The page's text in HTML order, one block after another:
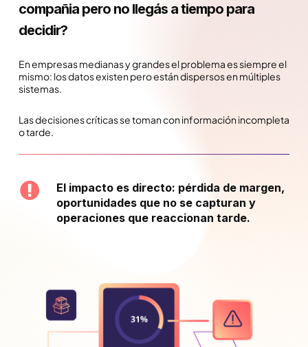
compañia pero no llegás a tiempo para
decidir?
En empresas medianas y grandes el problema es siempre el
mismo: los datos existen pero están dispersos en múltiples
sistemas.
Las decisiones críticas se toman con información incompleta
o tarde.
El impacto es directo: pérdida de margen,
oportunidades que no se capturan y
operaciones que reaccionan tarde.